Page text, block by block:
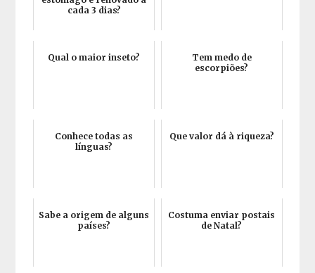
cada 3 dias?
Qual o maior inseto?
Tem medo de
escorpiões?
Conhece todas as
línguas?
Que valor dá à riqueza?
Sabe a origem de alguns
países?
Costuma enviar postais
de Natal?